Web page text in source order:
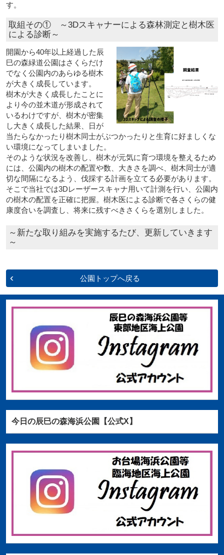
す。
取組その① ～3Dスキャナーによる森林測定と樹木医
による診断～
開園から40年以上経過した辰
巳の森緑道公園はさくらだけ
でなく公園内のあらゆる樹木
が大きく成長しています。
樹木が大きく成長したことに
より今の並木道が形成されて
いるわけですが、樹木が密集
し大きく成長した結果、日が
当たらなかったり樹木同士がぶつかったりと生育に好ましくな
い環境になってしまいました。
そのような状況を改善し、樹木が元気に育つ環境を整えるため
には、公園内の樹木の配置や数、大きさを調べ、樹木同士が適
切な間隔になるよう、伐採する計画を立てる必要があります。
そこで当社では3Dレーザースキャナ用いて計測を行い、公園内
の樹木の配置を正確に把握。樹木医による診断で各さくらの健
康度合いを調査し、将来に残すべきさくらを選別しました。
～新たな取り組みを実施するたび、更新していきます
～
公園トップへ戻る
今日の辰巳の森海浜公園【公式X】